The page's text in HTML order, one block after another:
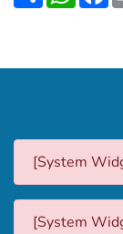
[System
[System